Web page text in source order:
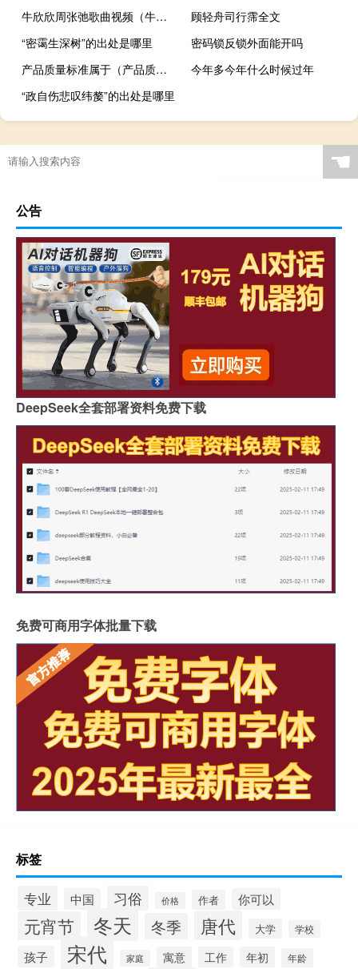
牛欣欣周张弛歌曲视频（牛欣欣周张弛接吻）
顾轻舟司行霈全文
“密霭生深树”的出处是哪里
密码锁反锁外面能开吗
产品质量标准属于（产品质量标准）
今年多今年什么时候过年
“政自伤悲叹纬嫠”的出处是哪里
☚
公告
DeepSeek全套部署资料免费下载
免费可商用字体批量下载
标签
专业 中国 习俗 价格 作者 你可以
元宵节 冬天 冬季 唐代 大学 学校
孩子 宋代 家庭 寓意 工作 年初 年龄